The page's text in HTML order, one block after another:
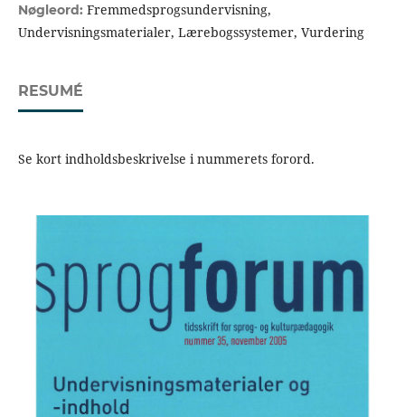
Nøgleord: Fremmedsprogsundervisning,
Undervisningsmaterialer, Lærebogssystemer, Vurdering
RESUMÉ
Se kort indholdsbeskrivelse i nummerets forord.